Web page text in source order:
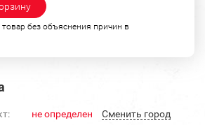
без объяснения причин в
не определен Cменить город